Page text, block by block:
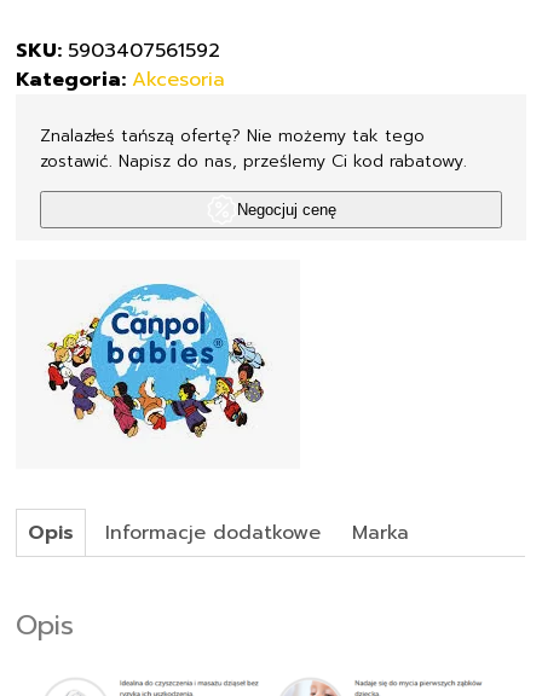
SKU: 5903407561592
Kategoria:Akcesoria
Znalazłeś tańszą ofertę? Nie możemy tak tego
zostawić. Napisz do nas, prześlemy Ci kod rabatowy.
Negocjuj cenę
Opis Informacje dodatkowe Marka
Opis